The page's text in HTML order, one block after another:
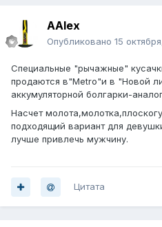
AAlex
Опубликовано 15
Специальные "рычажные"
продаются в"Мetro"и в "Новой
аккумуляторной болгарки-
Насчет
подходящий вариант для
лучше привлечь мужчину.
Цитата